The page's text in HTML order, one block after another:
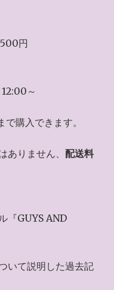
円
12:00～
で購入できます。
ありません、 配送料
『GUYS AND
いて説明した過去記